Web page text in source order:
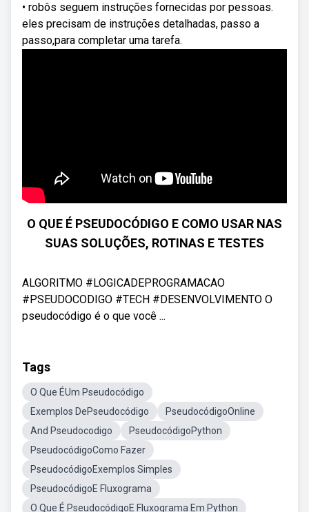
• robôs seguem instruções fornecidas por pessoas.
eles precisam de instruções detalhadas, passo a
passo,para completar uma tarefa.
O QUE É PSEUDOCÓDIGO E COMO USAR NAS
SUAS SOLUÇÕES, ROTINAS E TESTES
ALGORITMO #LOGICADEPROGRAMACAO
#PSEUDOCODIGO #TECH #DESENVOLVIMENTO O
pseudocódigo é o que você ...
Tags
O Que ÉUm Pseudocódigo
Exemplos DePseudocódigo
PseudocódigoOnline
And Pseudocodigo
PseudocódigoPython
PseudocódigoComo Fazer
PseudocódigoExemplos Simples
PseudocódigoE Fluxograma
O Que É PseudocódigoE Fluxograma Em Python